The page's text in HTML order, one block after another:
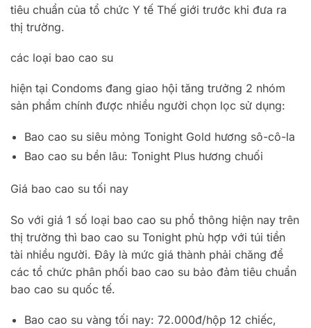
tiêu chuẩn của tổ chức Y tế Thế giới trước khi đưa ra
thị trường.
các loại bao cao su
hiện tại Condoms đang giao hội tăng trưởng 2 nhóm
sản phẩm chính được nhiều người chọn lọc sử dụng:
Bao cao su siêu mỏng Tonight Gold hương sô-cô-la
Bao cao su bền lâu: Tonight Plus hương chuối
Giá bao cao su tối nay
So với giá 1 số loại bao cao su phổ thông hiện nay trên
thị trường thì bao cao su Tonight phù hợp với túi tiền
tài nhiều người. Đây là mức giá thành phải chăng để
các tổ chức phân phối bao cao su bảo đảm tiêu chuẩn
bao cao su quốc tế.
Bao cao su vàng tối nay: 72.000đ/hộp 12 chiếc,